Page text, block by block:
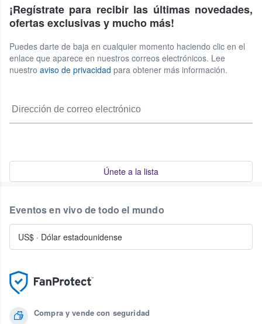
¡Regístrate para recibir las últimas novedades,
ofertas exclusivas y mucho más!
Puedes darte de baja en cualquier momento haciendo clic en el
enlace que aparece en nuestros correos electrónicos. Lee
nuestro aviso de privacidad para obtener más información.
Únete a la lista
Compra y vende con seguridad
Eventos en vivo de todo el mundo
US$ · Dólar estadounidense